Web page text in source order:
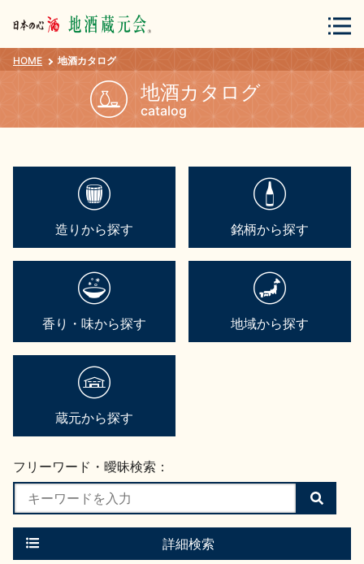
会員登録 ログイン
地酒カタログ
地酒用語集
お楽しみコンテンツ
HOME 地酒カタログ
地酒カタログ
catalog
造りから探す 銘柄から探す
香り・味から探す 地域から探す
蔵元から探す
フリーワード・曖昧検索：
検
索
す
詳細検索